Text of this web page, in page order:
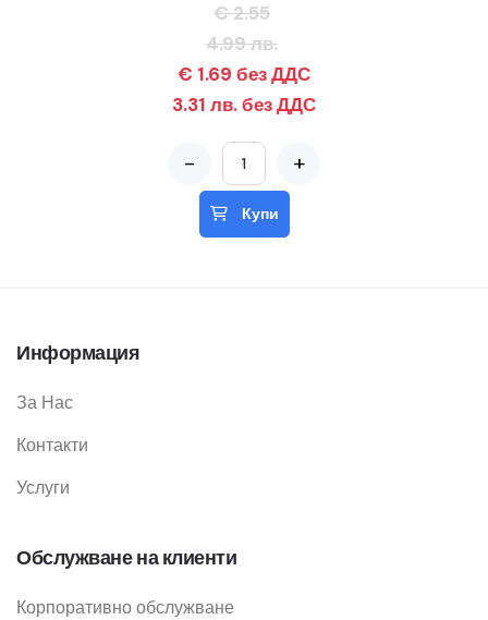
€ 2.55
4.99 лв.
€ 1.69 без ДДС
3.31 лв. без ДДС
- +
Купи
Информация
За Нас
Контакти
Услуги
Обслужване на клиенти
Корпоративно обслужване